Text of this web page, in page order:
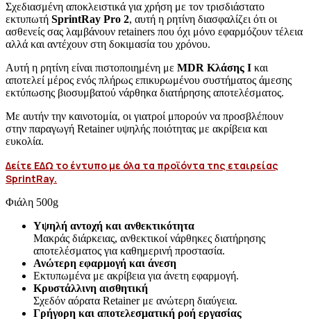
Σχεδιασμένη αποκλειστικά για χρήση με τον τρισδιάστατο
εκτυπωτή SprintRay Pro 2, αυτή η ρητίνη διασφαλίζει ότι οι
ασθενείς σας λαμβάνουν retainers που όχι μόνο εφαρμόζουν τέλεια
αλλά και αντέχουν στη δοκιμασία του χρόνου.
Αυτή η ρητίνη είναι πιστοποιημένη με MDR Κλάσης Ι και
αποτελεί μέρος ενός πλήρως επικυρωμένου συστήματος άμεσης
εκτύπωσης βιοσυμβατού νάρθηκα διατήρησης αποτελέσματος.
Με αυτήν την καινοτομία, οι γιατροί μπορούν να προσβλέπουν
στην παραγωγή Retainer υψηλής ποιότητας με ακρίβεια και
ευκολία.
Δείτε ΕΔΩ το έντυπο με όλα τα προϊόντα της εταιρείας
SprintRay.
Φιάλη 500g
Υψηλή αντοχή και ανθεκτικότητα
Μακράς διάρκειας, ανθεκτικοί νάρθηκες διατήρησης
αποτελέσματος για καθημερινή προστασία.
Ανώτερη εφαρμογή και άνεση
Εκτυπωμένα με ακρίβεια για άνετη εφαρμογή.
Κρυστάλλινη αισθητική
Σχεδόν αόρατα Retainer με ανώτερη διαύγεια.
Γρήγορη και αποτελεσματική ροή εργασίας